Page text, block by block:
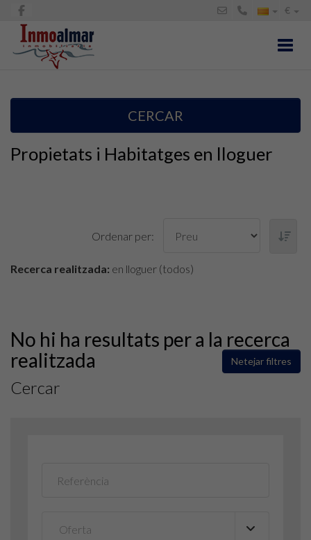
€
CERCAR
Propietats i Habitatges en lloguer
Ordenar per:
Recerca realitzada: en lloguer (todos)
No hi ha resultats per a la recerca
realitzada
Netejar filtres
Cercar